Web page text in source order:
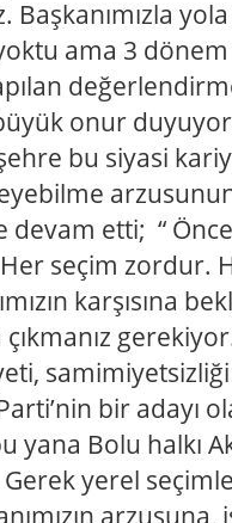
Başkanımızla
ama 3 dönem
onur
bu siyasi
devam etti; “
seçim zordur.
karşısına
bir adayı
Bolu halkı
yerel